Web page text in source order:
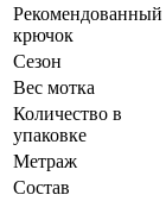
Рекомендованный
крючок
Сезон
Вес мотка
Количество в
упаковке
Метраж
Состав